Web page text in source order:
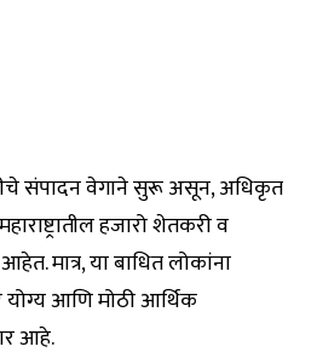
संपादन वेगाने सुरू असून, अधिकृत
हजारो शेतकरी व
मात्र, या बाधित लोकांना
योग्य आणि मोठी आर्थिक
आहे.